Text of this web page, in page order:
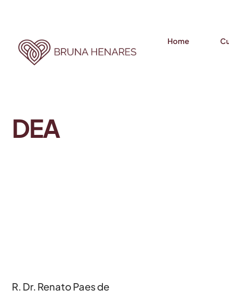
Home
DEA
R. Dr. Renato Paes de